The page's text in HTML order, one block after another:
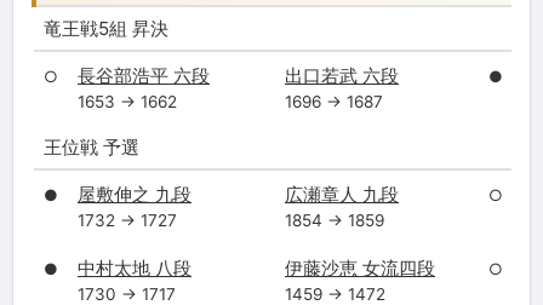
竜王戦5組 昇決
○ 長谷部浩平 六段
1653 → 1662
出口若武 六段
1696 → 1687
●
王位戦 予選
● 屋敷伸之 九段
1732 → 1727
広瀬章人 九段
1854 → 1859
○
● 中村太地 八段
1730 → 1717
伊藤沙恵 女流四段
1459 → 1472
○